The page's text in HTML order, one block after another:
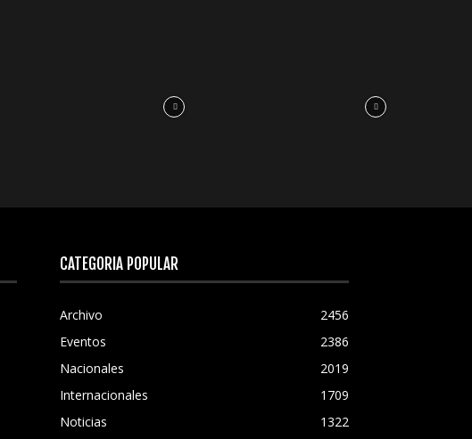
CATEGORÍA POPULAR
Archivo
2456
Eventos
2386
Nacionales
2019
Internacionales
1709
Noticias
1322